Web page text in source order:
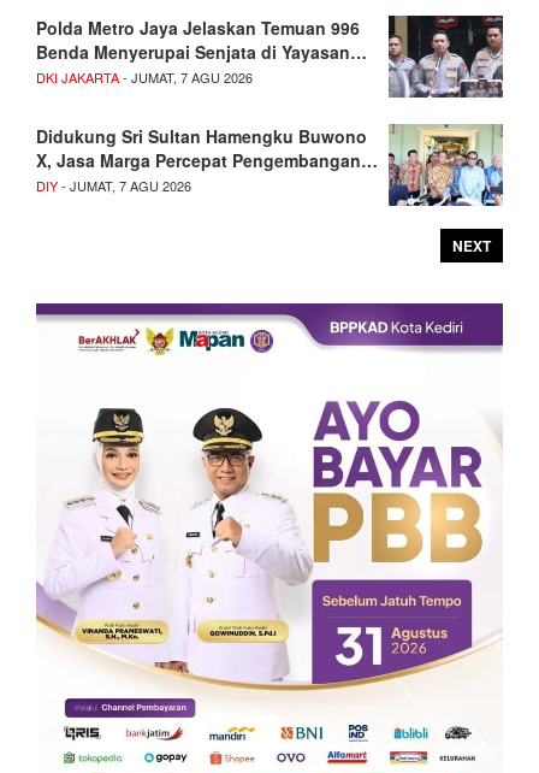
Polda Metro Jaya Jelaskan Temuan 996
Benda Menyerupai Senjata di Yayasan…
DKI JAKARTA- JUMAT, 7 AGU 2026
Didukung Sri Sultan Hamengku Buwono
X, Jasa Marga Percepat Pengembangan…
DIY- JUMAT, 7 AGU 2026
NEXT